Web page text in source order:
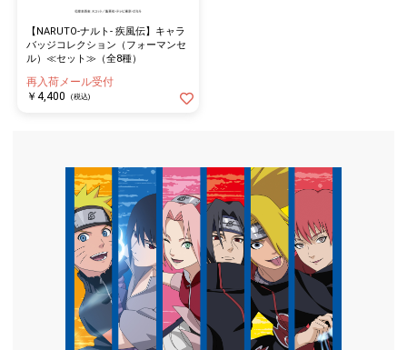
【NARUTO-ナルト- 疾風伝】キャラ
バッジコレクション（フォーマンセ
ル）≪セット≫（全8種）
再入荷メール受付
￥4,400
(税込)